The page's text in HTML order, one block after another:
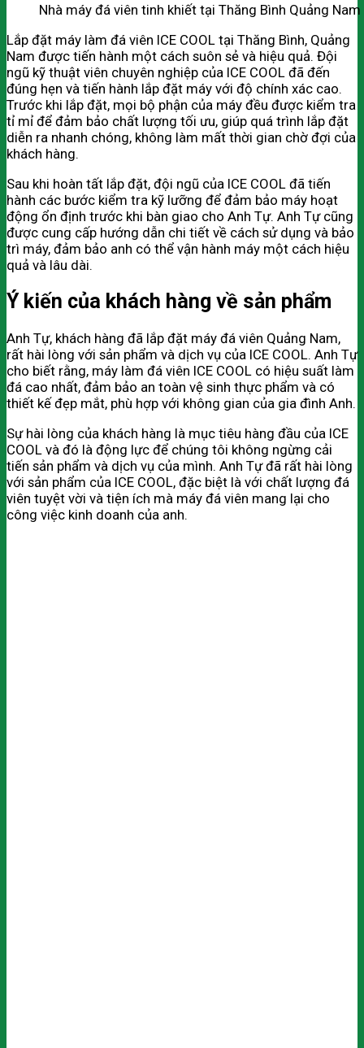
Nhà máy đá viên tinh khiết tại Thăng Bình Quảng Nam
Lắp đặt máy làm đá viên ICE COOL tại Thăng Bình, Quảng
Nam được tiến hành một cách suôn sẻ và hiệu quả. Đội
ngũ kỹ thuật viên chuyên nghiệp của ICE COOL đã đến
đúng hẹn và tiến hành lắp đặt máy với độ chính xác cao.
Trước khi lắp đặt, mọi bộ phận của máy đều được kiểm tra
tỉ mỉ để đảm bảo chất lượng tối ưu, giúp quá trình lắp đặt
diễn ra nhanh chóng, không làm mất thời gian chờ đợi của
khách hàng.
Sau khi hoàn tất lắp đặt, đội ngũ của ICE COOL đã tiến
hành các bước kiểm tra kỹ lưỡng để đảm bảo máy hoạt
động ổn định trước khi bàn giao cho Anh Tự. Anh Tự cũng
được cung cấp hướng dẫn chi tiết về cách sử dụng và bảo
trì máy, đảm bảo anh có thể vận hành máy một cách hiệu
quả và lâu dài.
Ý kiến của khách hàng về sản phẩm
Anh Tự, khách hàng đã lắp đặt máy đá viên Quảng Nam,
rất hài lòng với sản phẩm và dịch vụ của ICE COOL. Anh Tự
cho biết rằng, máy làm đá viên ICE COOL có hiệu suất làm
đá cao nhất, đảm bảo an toàn vệ sinh thực phẩm và có
thiết kế đẹp mắt, phù hợp với không gian của gia đình Anh.
Sự hài lòng của khách hàng là mục tiêu hàng đầu của ICE
COOL và đó là động lực để chúng tôi không ngừng cải
tiến sản phẩm và dịch vụ của mình. Anh Tự đã rất hài lòng
với sản phẩm của ICE COOL, đặc biệt là với chất lượng đá
viên tuyệt vời và tiện ích mà máy đá viên mang lại cho
công việc kinh doanh của anh.